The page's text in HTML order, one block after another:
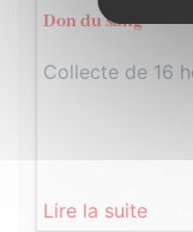
Don du sang
Collecte de 16
Lire la suite